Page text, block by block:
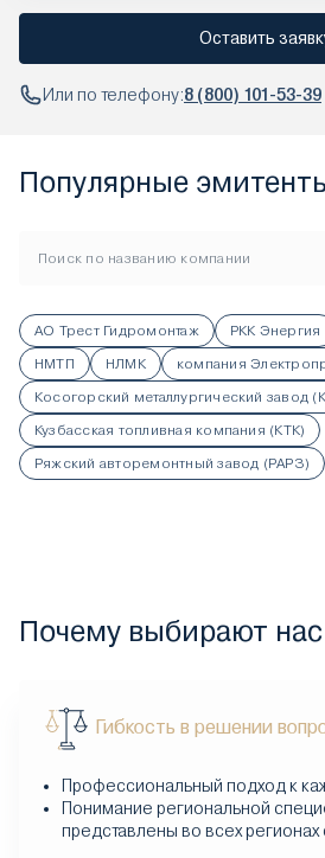
Оставить
Или по телефону:8 (800) 101-53-39
Популярные
АО Трест Гидромонтаж РКК Энергия
НМТП
НЛМК
компания
Косогорский металлургический завод
Кузбасская топливная компания (КТК)
Ряжский авторемонтный завод (РАРЗ)
Почему выбирают нас
Гибкость в решении
Профессиональный подход к
Понимание региональной
представлены во всех регионах